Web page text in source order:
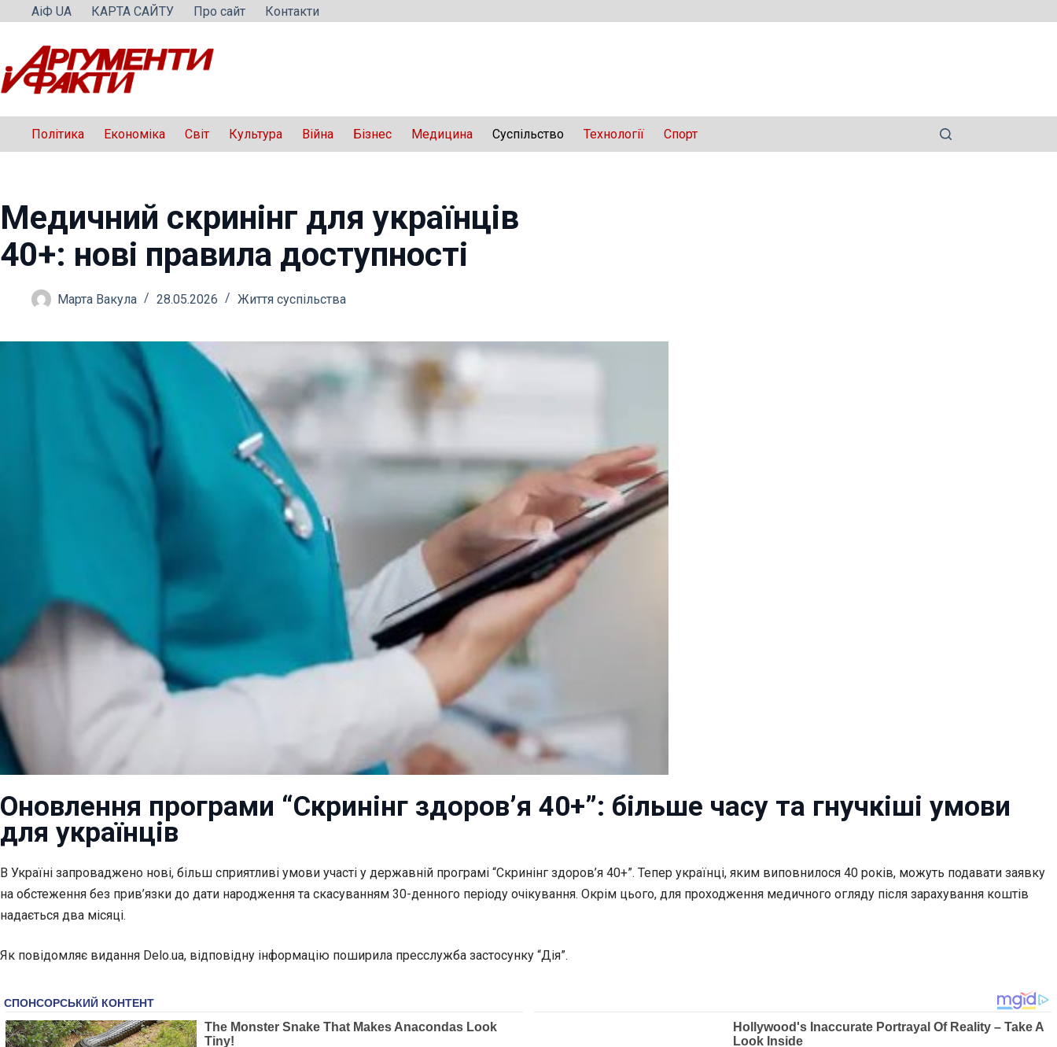
Перейти
вмісту
АіФ UA КАРТА САЙТУ Про сайт Контакти
Політика Економіка Світ Культура Війна Бізнес Медицина Суспільство Технології Спорт
Медичний скринінг для українців
40+: нові правила доступності
Марта Вакула 28.05.2026 Життя суспільства
Оновлення програми “Скринінг здоров’я 40+”: більше часу та гнучкіші умови
для українців
В Україні запроваджено нові, більш сприятливі умови участі у державній програмі “Скринінг здоров’я 40+”. Тепер українці, яким виповнилося 40 років, можуть подавати заявку
на обстеження без прив’язки до дати народження та скасуванням 30-денного періоду очікування. Окрім цього, для проходження медичного огляду після зарахування коштів
надається два місяці.
Як повідомляє видання Delo.ua, відповідну інформацію поширила пресслужба застосунку “Дія”.